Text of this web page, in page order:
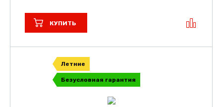
КУПИТЬ
Летние
Безусловная гарантия